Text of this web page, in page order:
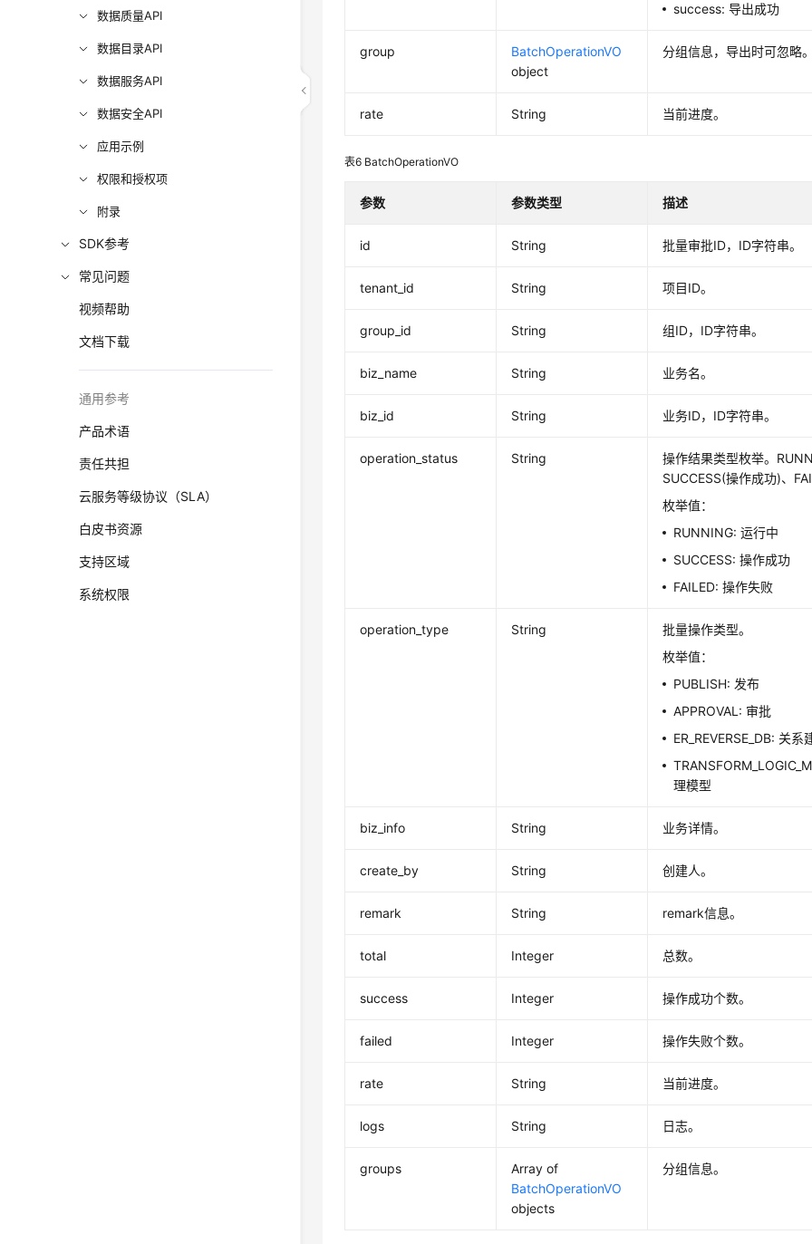
数据质量API
数据目录API
数据服务API
数据安全API
应用示例
权限和授权项
附录
SDK参考
常见问题
视频帮助
文档下载
通用参考
产品术语
责任共担
云服务等级协议（SLA）
白皮书资源
支持区域
系统权限
success: 导出成功
group
BatchOperationVO
object
分组信息，导出时可忽略
rate String 当前进度。
表6 BatchOperationVO
参数 参数类型 描述
id String 批量审批ID，ID字符串。
tenant_id String 项目ID。
group_id String 组ID，ID字符串。
biz_name String 业务名。
biz_id String 业务ID，ID字符串。
operation_status String
操作结果类型枚举。
SUCCESS(操作成功)、
枚举值：
RUNNING: 运行中
SUCCESS: 操作成功
FAILED: 操作失败
operation_type String
批量操作类型。
枚举值：
PUBLISH: 发布
APPROVAL: 审批
ER_REVERSE_DB: 关
理模型
biz_info String 业务详情。
create_by String 创建人。
remark String remark信息。
total Integer 总数。
success Integer 操作成功个数。
failed Integer 操作失败个数。
rate String 当前进度。
logs String 日志。
groups
Array of
BatchOperationVO
objects
分组信息。